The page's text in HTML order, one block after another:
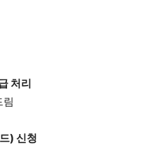
처리
) 신청